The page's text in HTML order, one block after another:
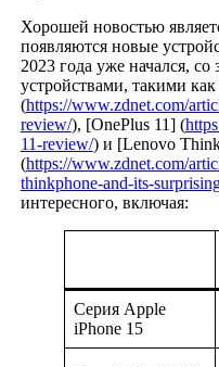
Хорошей новостью
появляются новые
2023 года уже начался,
устройствами, такими
(https://www.zdnet.com/
review/), [OnePlus 11] (
11-review/) и [Lenovo
(https://www.zdnet.com/
thinkphone-and-its-
интересного, включая:
Серия Apple
iPhone 15